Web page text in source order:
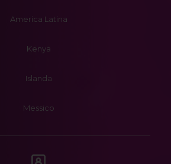
America Latina
Kenya
Islanda
Messico